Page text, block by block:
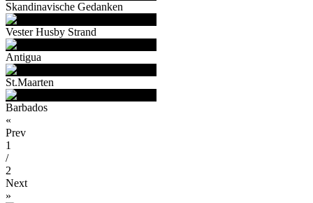
Skandinavische Gedanken
Vester Husby Strand
Antigua
St.Maarten
Barbados
«
Prev
1
/
2
Next
»